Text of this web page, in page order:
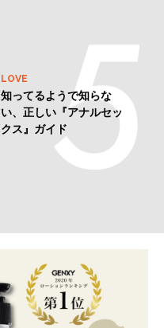
LOVE
知ってるようで知らな
い、正しい『アナルセッ
クス』ガイド